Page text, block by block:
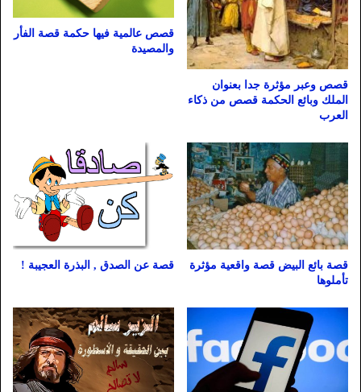
قصص وعبر مؤثرة جدا بعنوان
الملك وبائع الحكمة قصص من ذكاء
العرب
قصص عالمية فيها حكمة قصة الفأر
والمصيدة
قصة بائع البيض قصة واقعية مؤثرة
تأملوها
قصة عن الصدق , البذرة العجيبة !